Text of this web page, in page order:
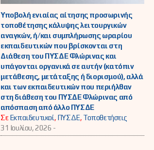
Υποβολή ενιαίας αίτησης προσωρινής
τοποθέτησης κάλυψης λειτουργικών
αναγκών, ή/και συμπλήρωσης ωραρίου
εκπαιδευτικών που βρίσκονται στη
Διάθεση του ΠΥΣΔΕ Φλώρινας και
υπάγονται οργανικά σε αυτήν (κατόπιν
μετάθεσης, μετάταξης ή διορισμού), αλλά
και των εκπαιδευτικών που περιήλθαν
στη διάθεση του ΠΥΣΔΕ Φλώρινας από
απόσπαση από άλλο ΠΥΣΔΕ
ΣεΕκπαιδευτικοί, ΠΥΣΔΕ, Τοποθετήσεις
31 Ιουλίου, 2026 -